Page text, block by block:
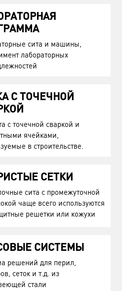
сита и машины,
лабораторных
С ТОЧЕЧНОЙ
с точечной сваркой и
ячейками,
в строительстве.
СЕТКИ
сита с промежуточной
чаще всего используются
решетки или кожухи
СИСТЕМЫ
решений для перил,
сеток и т.д. из
стали